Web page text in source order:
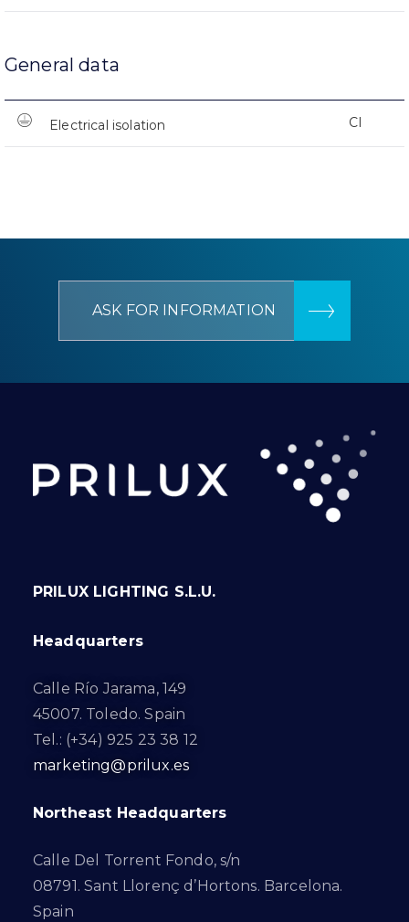
General data
Electrical isolation CI
ASK FOR INFORMATION
PRILUX LIGHTING S.L.U.
Headquarters
Calle Río Jarama, 149
45007. Toledo. Spain
Tel.: (+34) 925 23 38 12
marketing@prilux.es
Northeast Headquarters
Calle Del Torrent Fondo, s/n
08791. Sant Llorenç d’Hortons. Barcelona.
Spain